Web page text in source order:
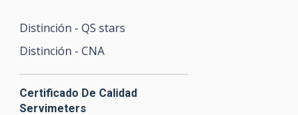
Distinción - QS stars
Distinción - CNA
Certificado De Calidad
Servimeters